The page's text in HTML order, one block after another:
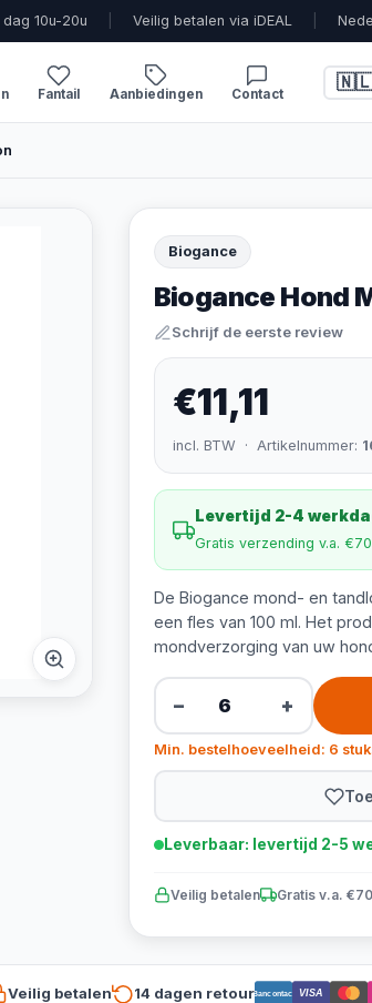
10u-20u Veilig betalen via iDEAL
Fantail Aanbiedingen Contact
Biogance
Biogance Hond
Schrijf de eerste review
€11,11
incl. BTW · Artikelnummer:
Levertijd 2-4
Gratis verzending v.a.
De Biogance mond- en
een fles van 100 ml. Het
mondverzorging van uw
− +
Min. bestelhoeveelheid: 6
Leverbaar: levertijd 2-5
Veilig betalen Gratis v.a.
Veilig betalen 14 dagen retourBancontact VISA